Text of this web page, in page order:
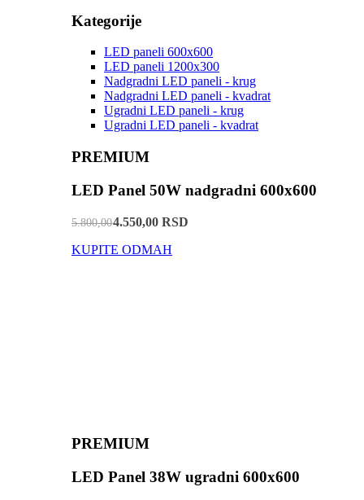
Kategorije
LED paneli 600x600
LED paneli 1200x300
Nadgradni LED paneli - krug
Nadgradni LED paneli - kvadrat
Ugradni LED paneli - krug
Ugradni LED paneli - kvadrat
PREMIUM
LED Panel 50W nadgradni 600x600
5.800,004.550,00 RSD
KUPITE ODMAH
PREMIUM
LED Panel 38W ugradni 600x600